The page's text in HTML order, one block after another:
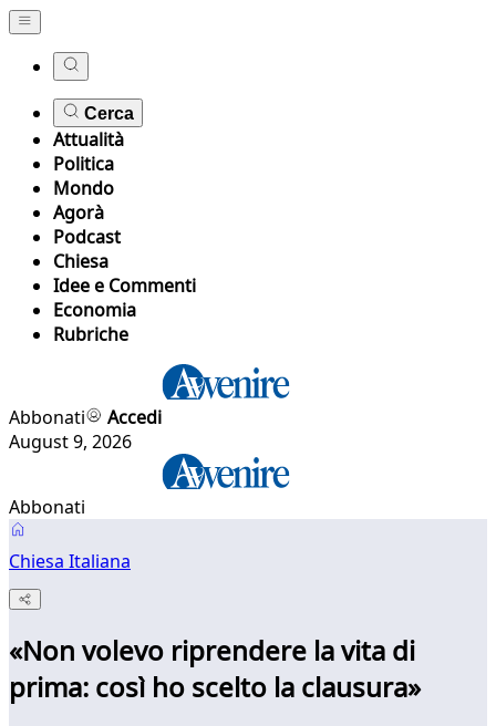
Cerca
Attualità
Politica
Mondo
Agorà
Podcast
Chiesa
Idee e Commenti
Economia
Rubriche
Abbonati
Accedi
August 9, 2026
Abbonati
Chiesa Italiana
«Non volevo riprendere la vita di
prima: così ho scelto la clausura»